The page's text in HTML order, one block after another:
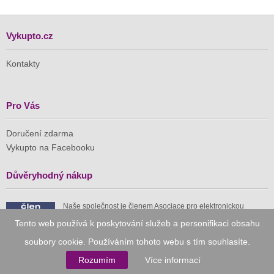
Tento web používá k poskytování služeb a personifikaci obsahu
soubory cookie. Používáním tohoto webu s tím souhlasíte.
Rozumím
Více informací
Vykupto.cz
Kontakty
Pro Vás
Doručení zdarma
Vykupto na Facebooku
Důvěryhodný nákup
Naše společnost je členem Asociace pro elektronickou